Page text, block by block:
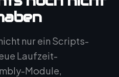
nur ein Scripts-
Laufzeit-
Module,